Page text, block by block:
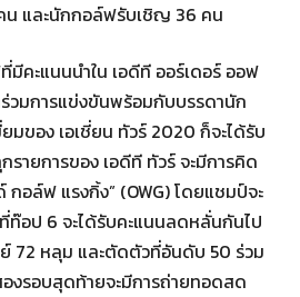
น และนักกอล์ฟรับเชิญ 36 คน
คะแนนนำใน เอดีที ออร์เดอร์ ออฟ
ร่วมการแข่งขันพร้อมกับบรรดานัก
ของ เอเชี่ยน ทัวร์ 2020 ก็จะได้รับ
ายการของ เอดีที ทัวร์ จะมีการคิด
กอล์ฟ แรงกิ้ง” (OWG) โดยแชมป์จะ
ท๊อป 6 จะได้รับคะแนนลดหลั่นกันไป
72 หลุม และตัดตัวที่อันดับ 50 ร่วม
งรอบสุดท้ายจะมีการถ่ายทอดสด